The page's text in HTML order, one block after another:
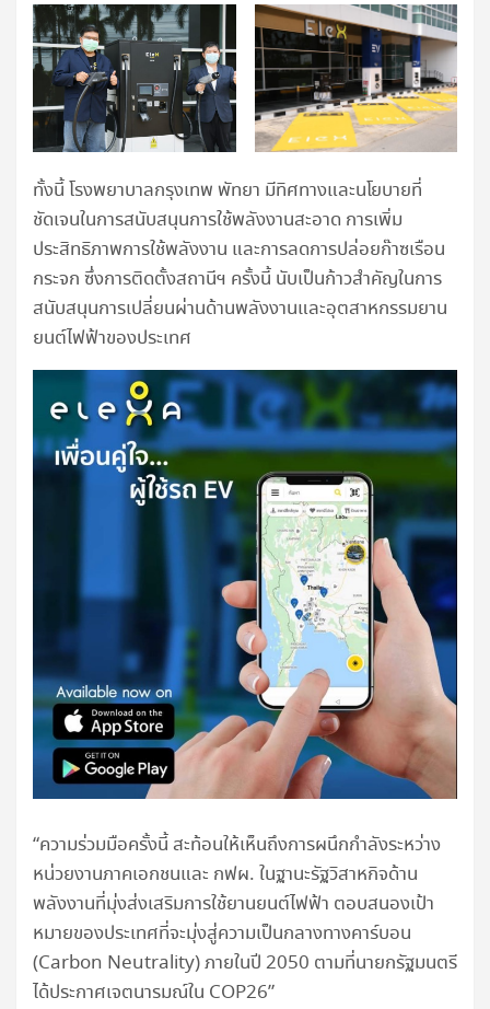
ทั้งนี้ โรงพยาบาลกรุงเทพ พัทยา มีทิศทางและนโยบายที่
ชัดเจนในการสนับสนุนการใช้พลังงานสะอาด การเพิ่ม
ประสิทธิภาพการใช้พลังงาน และการลดการปล่อยก๊าซเรือน
กระจก ซึ่งการติดตั้งสถานีฯ ครั้งนี้ นับเป็นก้าวสำคัญในการ
สนับสนุนการเปลี่ยนผ่านด้านพลังงานและอุตสาหกรรมยาน
ยนต์ไฟฟ้าของประเทศ
“ความร่วมมือครั้งนี้ สะท้อนให้เห็นถึงการผนึกกำลังระหว่าง
หน่วยงานภาคเอกชนและ กฟผ. ในฐานะรัฐวิสาหกิจด้าน
พลังงานที่มุ่งส่งเสริมการใช้ยานยนต์ไฟฟ้า ตอบสนองเป้า
หมายของประเทศที่จะมุ่งสู่ความเป็นกลางทางคาร์บอน
(Carbon Neutrality) ภายในปี 2050 ตามที่นายกรัฐมนตรี
ได้ประกาศเจตนารมณ์ใน COP26”